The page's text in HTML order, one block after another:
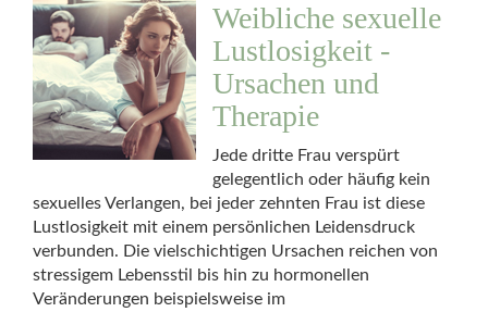
Weibliche sexuelle
Lustlosigkeit -
Ursachen und
Therapie
Jede dritte Frau verspürt
gelegentlich oder häufig kein
sexuelles Verlangen, bei jeder zehnten Frau ist diese
Lustlosigkeit mit einem persönlichen Leidensdruck
verbunden. Die vielschichtigen Ursachen reichen von
stressigem Lebensstil bis hin zu hormonellen
Veränderungen beispielsweise im